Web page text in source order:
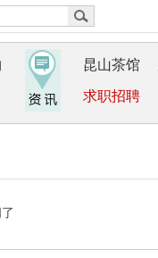
昆山茶馆
求职招聘